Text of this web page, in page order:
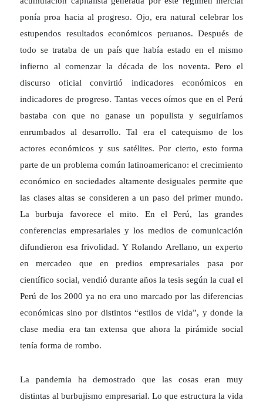
ponía proa hacia al progreso. Ojo, era natural celebrar los
estupendos resultados económicos peruanos. Después de
todo se trataba de un país que había estado en el mismo
infierno al comenzar la década de los noventa. Pero el
discurso oficial convirtió indicadores económicos en
indicadores de progreso. Tantas veces oímos que en el Perú
bastaba con que no ganase un populista y seguiríamos
enrumbados al desarrollo. Tal era el catequismo de los
actores económicos y sus satélites. Por cierto, esto forma
parte de un problema común latinoamericano: el crecimiento
económico en sociedades altamente desiguales permite que
las clases altas se consideren a un paso del primer mundo.
La burbuja favorece el mito. En el Perú, las grandes
conferencias empresariales y los medios de comunicación
difundieron esa frivolidad. Y Rolando Arellano, un experto
en mercadeo que en predios empresariales pasa por
científico social, vendió durante años la tesis según la cual el
Perú de los 2000 ya no era uno marcado por las diferencias
económicas sino por distintos “estilos de vida”, y donde la
clase media era tan extensa que ahora la pirámide social
tenía forma de rombo.
La pandemia ha demostrado que las cosas eran muy
distintas al burbujismo empresarial. Lo que estructura la vida